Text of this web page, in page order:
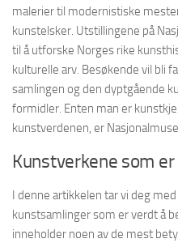
malerier til modernistiske
kunstelsker. Utstillingene på
til å utforske Norges rike
kulturelle arv. Besøkende vil bli
samlingen og den dyptgående
formidler. Enten man er
kunstverdenen, er
Kunstverkene som
I denne artikkelen tar vi deg
kunstsamlinger som er verdt å
inneholder noen av de mest